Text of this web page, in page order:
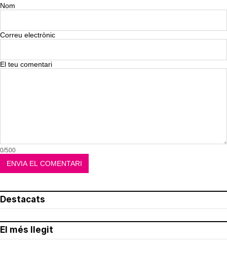
Nom
Correu electrònic
El teu comentari
0/500
Destacats
El més llegit